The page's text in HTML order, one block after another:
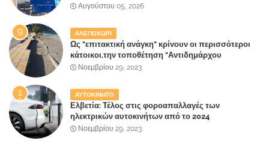
κατοίκους»
Αυγούστου 05, 2026
ΑΛΕΠΟΧΩΡΙ
Ως "επιτακτική ανάγκη" κρίνουν οι περισσότεροι
κάτοικοι,την τοποθέτηση "Αντιδημάρχου
Παραλιακής Ζώνης" στο Δήμο Μάνδρας-Ειδυλλίας!
Νοεμβρίου 29, 2023
ΑΥΤΟΚΙΝΗΤΟ
Ελβετία: Τέλος στις φοροαπαλλαγές των
ηλεκτρικών αυτοκινήτων από το 2024
Νοεμβρίου 29, 2023